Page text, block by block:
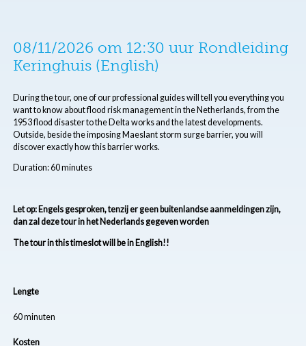
08/11/2026 om 12:30 uur Rondleiding
Keringhuis (English)
During the tour, one of our professional guides will tell you everything you
want to know about flood risk management in the Netherlands, from the
1953 flood disaster to the Delta works and the latest developments.
Outside, beside the imposing Maeslant storm surge barrier, you will
discover exactly how this barrier works.
Duration: 60 minutes
Let op: Engels gesproken, tenzij er geen buitenlandse aanmeldingen zijn,
dan zal deze tour in het Nederlands gegeven worden
The tour in this timeslot will be in English!!
Lengte
60 minuten
Kosten